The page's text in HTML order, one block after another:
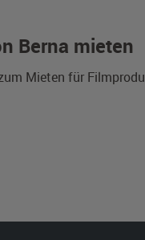
Berna mieten
Mieten für